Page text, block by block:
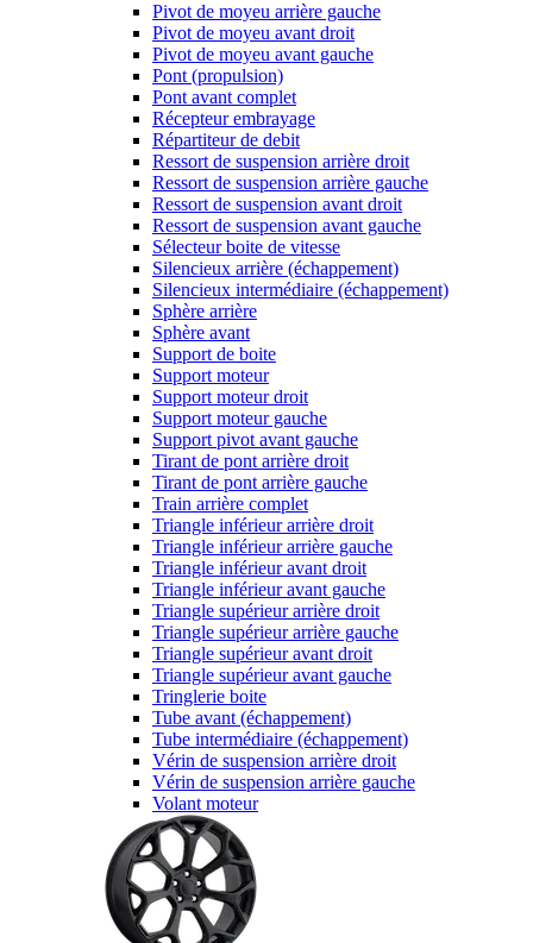
Pivot de moyeu arrière gauche
Pivot de moyeu avant droit
Pivot de moyeu avant gauche
Pont (propulsion)
Pont avant complet
Récepteur embrayage
Répartiteur de debit
Ressort de suspension arrière droit
Ressort de suspension arrière gauche
Ressort de suspension avant droit
Ressort de suspension avant gauche
Sélecteur boite de vitesse
Silencieux arrière (échappement)
Silencieux intermédiaire (échappement)
Sphère arrière
Sphère avant
Support de boite
Support moteur
Support moteur droit
Support moteur gauche
Support pivot avant gauche
Tirant de pont arrière droit
Tirant de pont arrière gauche
Train arrière complet
Triangle inférieur arrière droit
Triangle inférieur arrière gauche
Triangle inférieur avant droit
Triangle inférieur avant gauche
Triangle supérieur arrière droit
Triangle supérieur arrière gauche
Triangle supérieur avant droit
Triangle supérieur avant gauche
Tringlerie boite
Tube avant (échappement)
Tube intermédiaire (échappement)
Vérin de suspension arrière droit
Vérin de suspension arrière gauche
Volant moteur